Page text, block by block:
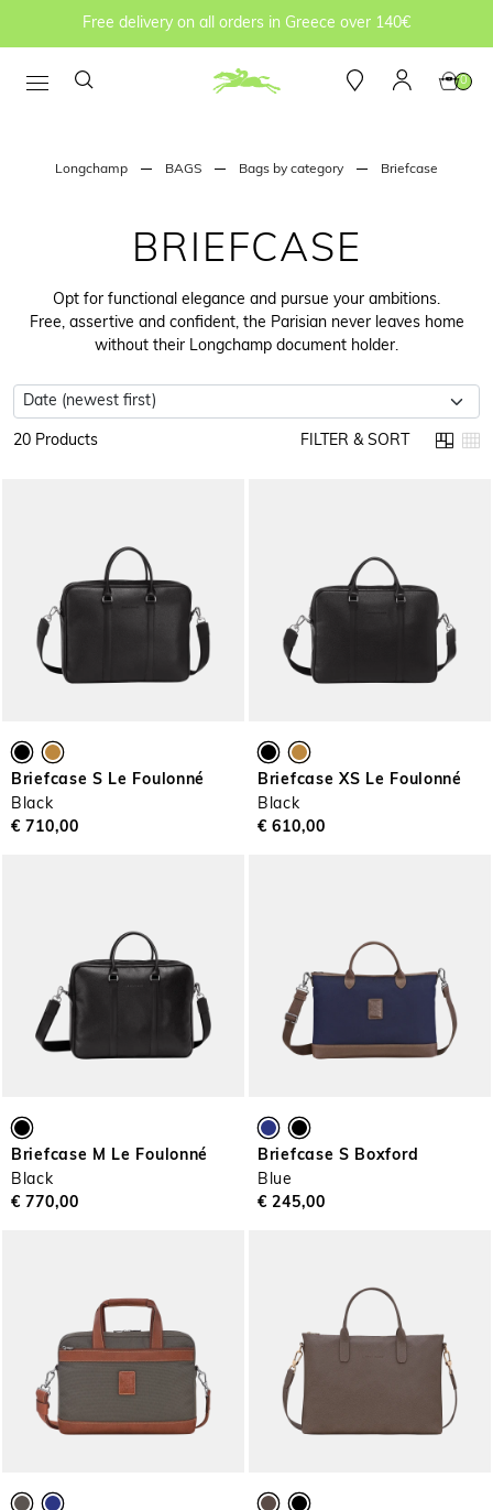
Free delivery on all orders in Greece over 140€
0
Longchamp BAGS Bags by category Briefcase
BRIEFCASE
Opt for functional elegance and pursue your ambitions.
Free, assertive and confident, the Parisian never leaves home
without their Longchamp document holder.
20 Products FILTER & SORT
Briefcase S Le Foulonné
Black
€ 710,00
Briefcase XS Le Foulonné
Black
€ 610,00
Briefcase M Le Foulonné
Black
€ 770,00
Briefcase S Boxford
Blue
€ 245,00